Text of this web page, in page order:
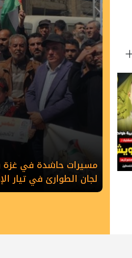
مسيرات حاشدة في غزة
لجان الطوارئ في تيار